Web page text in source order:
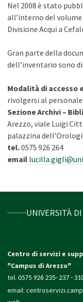
Nel 2008 è stato
all’interno del
Divisione Acqui a
Gran parte della
dell’inventario sono
Modalità di accesso
rivolgersi al
Sezione Archivi –
Arezzo, viale Luigi
palazzina
tel.0575 926 264
email
UNIVERSITÀ
Centro di servizi e
"Campus di Arezzo"
tel. 0575 926 235- 237 -
email: